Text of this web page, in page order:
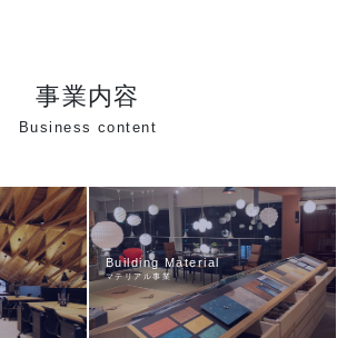
事業内容
Business content
Building Material
マテリアル事業